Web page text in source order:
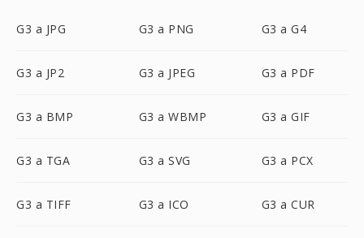
G3 a JPG G3 a PNG G3 a G4
G3 a JP2 G3 a JPEG G3 a PDF
G3 a BMP G3 a WBMP G3 a GIF
G3 a TGA G3 a SVG G3 a PCX
G3 a TIFF G3 a ICO G3 a CUR